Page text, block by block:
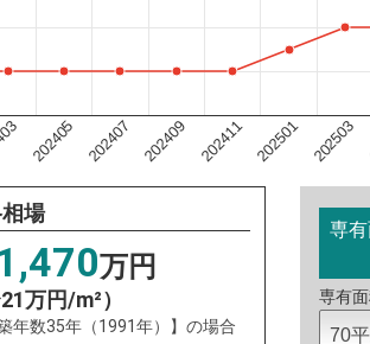
202405 202407 202409 202411 202501 202503
場
万円
万円/m²）
年数35年（1991年）】の場合
専
専有